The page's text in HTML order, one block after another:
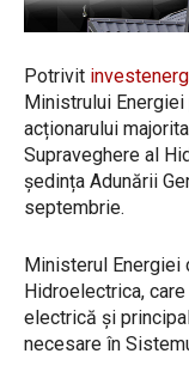
Potrivit
Ministrului
acționarului
Supraveghere al
ședința Adunării
septembrie.
Ministerul Energiei
Hidroelectrica,
electrică și
necesare în